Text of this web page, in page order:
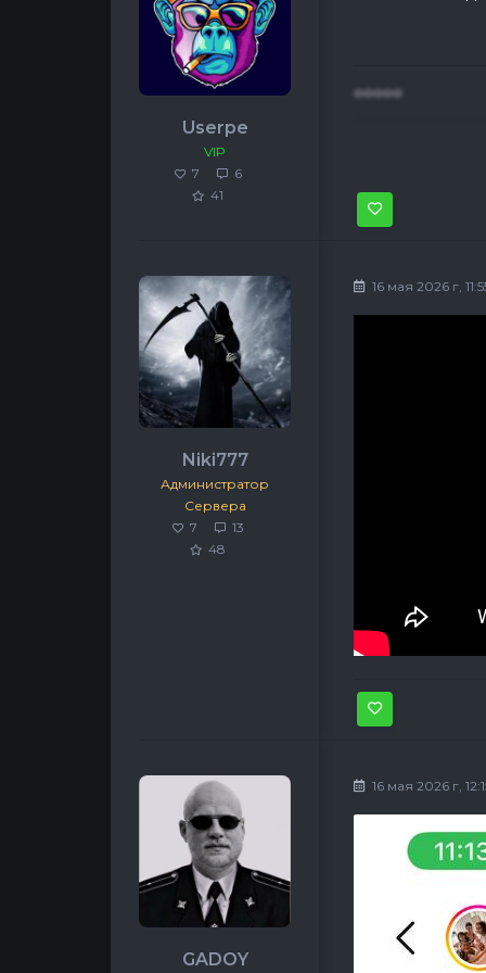
Userpe
VIP
7
6
41
ооооо
Niki777
Администратор
Сервера
7
13
48
16 мая 2026 г,
GADOY
16 мая 2026 г,